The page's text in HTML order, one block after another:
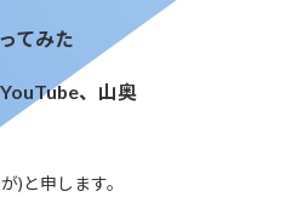
てみた
、山奥
)と申します。